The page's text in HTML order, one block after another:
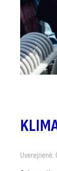
Uverejnené: